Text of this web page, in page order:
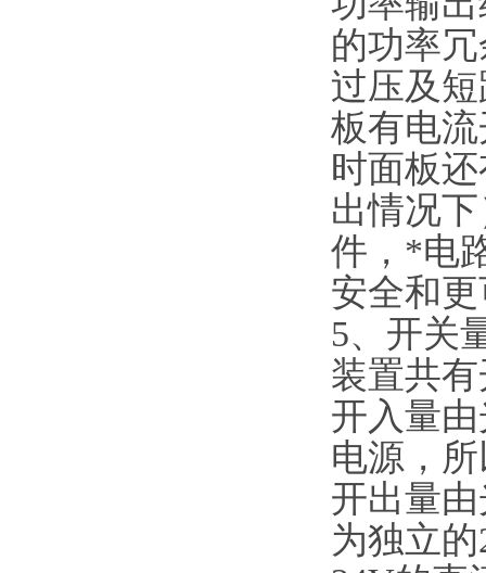
的功率
过压及
板有电
时面板
出情况
件，*电
安全和
5、开关
装置共
开入量
电源，
开出量
为独立